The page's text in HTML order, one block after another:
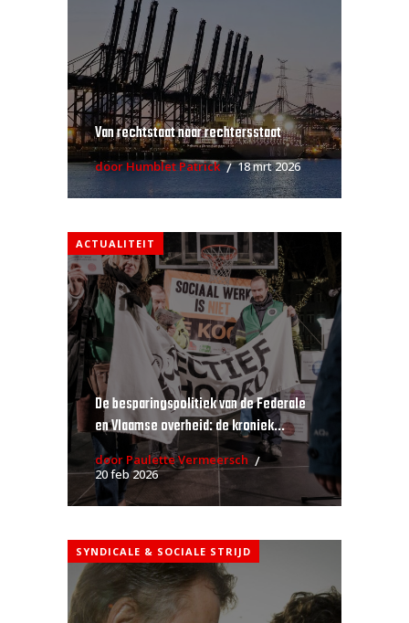
Van rechtstaat naar rechtersstaat
door Humblet Patrick 18 mrt 2026
ACTUALITEIT
De besparingspolitiek van de Federale
en Vlaamse overheid: de kroniek...
door Paulette Vermeersch
20 feb 2026
SYNDICALE & SOCIALE STRIJD